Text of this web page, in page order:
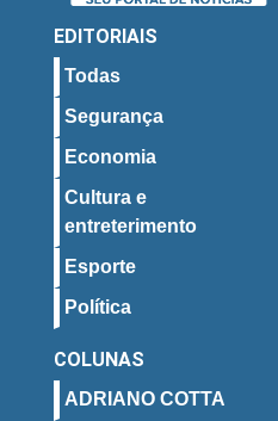
EDITORIAIS
Todas
Segurança
Economia
Cultura e
entreterimento
Esporte
Política
COLUNAS
ADRIANO COTTA